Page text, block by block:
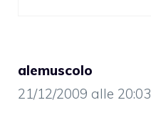
alemuscolo
21/12/2009 alle 20:03